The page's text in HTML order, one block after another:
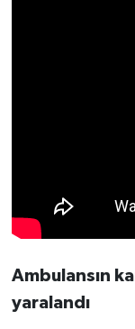
Ambulansın
yaralandı